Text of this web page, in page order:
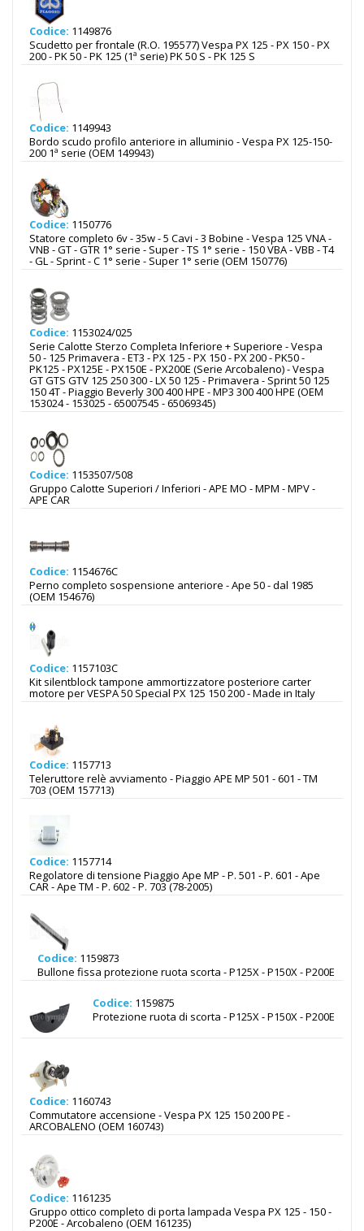
Codice: 1149876
Scudetto per frontale (R.O. 195577) Vespa PX 125 - PX 150 - PX
200 - PK 50 - PK 125 (1ª serie) PK 50 S - PK 125 S
Codice: 1149943
Bordo scudo profilo anteriore in alluminio - Vespa PX 125-150-
200 1ª serie (OEM 149943)
Codice: 1150776
Statore completo 6v - 35w - 5 Cavi - 3 Bobine - Vespa 125 VNA -
VNB - GT - GTR 1° serie - Super - TS 1° serie - 150 VBA - VBB - T4
- GL - Sprint - C 1° serie - Super 1° serie (OEM 150776)
Codice: 1153024/025
Serie Calotte Sterzo Completa Inferiore + Superiore - Vespa
50 - 125 Primavera - ET3 - PX 125 - PX 150 - PX 200 - PK50 -
PK125 - PX125E - PX150E - PX200E (Serie Arcobaleno) - Vespa
GT GTS GTV 125 250 300 - LX 50 125 - Primavera - Sprint 50 125
150 4T - Piaggio Beverly 300 400 HPE - MP3 300 400 HPE (OEM
153024 - 153025 - 65007545 - 65069345)
Codice: 1153507/508
Gruppo Calotte Superiori / Inferiori - APE MO - MPM - MPV -
APE CAR
Codice: 1154676C
Perno completo sospensione anteriore - Ape 50 - dal 1985
(OEM 154676)
Codice: 1157103C
Kit silentblock tampone ammortizzatore posteriore carter
motore per VESPA 50 Special PX 125 150 200 - Made in Italy
Codice: 1157713
Teleruttore relè avviamento - Piaggio APE MP 501 - 601 - TM
703 (OEM 157713)
Codice: 1157714
Regolatore di tensione Piaggio Ape MP - P. 501 - P. 601 - Ape
CAR - Ape TM - P. 602 - P. 703 (78-2005)
Codice: 1159873
Bullone fissa protezione ruota scorta - P125X - P150X - P200E
Codice: 1159875
Protezione ruota di scorta - P125X - P150X - P200E
Codice: 1160743
Commutatore accensione - Vespa PX 125 150 200 PE -
ARCOBALENO (OEM 160743)
Codice: 1161235
Gruppo ottico completo di porta lampada Vespa PX 125 - 150 -
P200E - Arcobaleno (OEM 161235)